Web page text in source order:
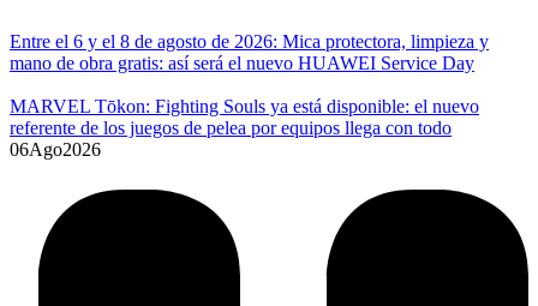
Entre el 6 y el 8 de agosto de 2026: Mica protectora, limpieza y
mano de obra gratis: así será el nuevo HUAWEI Service Day
MARVEL Tōkon: Fighting Souls ya está disponible: el nuevo
referente de los juegos de pelea por equipos llega con todo
06Ago2026